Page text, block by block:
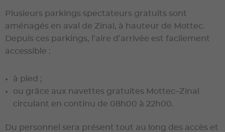
Plusieurs parkings spectateurs gratuits sont
aménagés en aval de Zinal, à hauteur de Mottec.
Depuis ces parkings, l’aire d’arrivée est facilement
accessible :
à pied ;
ou grâce aux navettes gratuites Mottec–Zinal
circulant en continu de 08h00 à 22h00.
Du personnel sera présent tout au long des accès et